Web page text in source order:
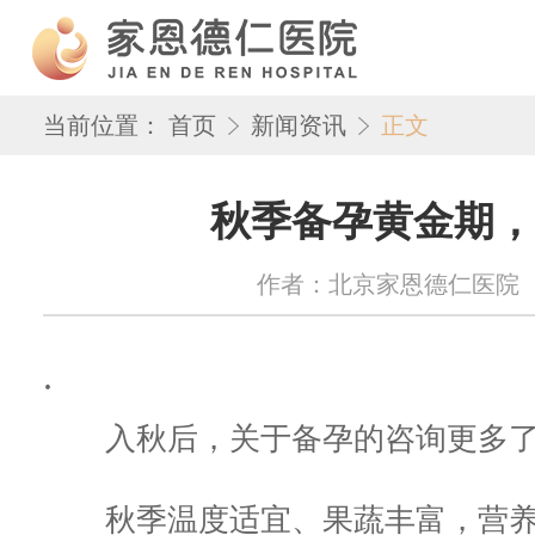
当前位置： 首页 新闻资讯 正文
秋季备孕黄金期
作者：北京家恩德仁医院
.
入秋后，关于备孕的咨询更多
秋季温度适宜、果蔬丰富，营养